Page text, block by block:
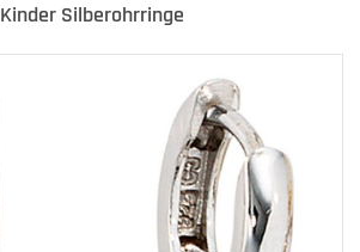
Kinder Silberohrringe